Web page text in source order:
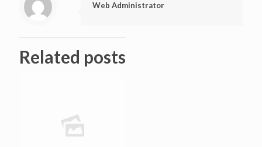
Web Administrator
Related posts